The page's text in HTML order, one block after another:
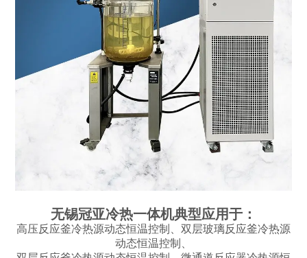
无锡冠亚冷热一体机典型应用于：
高压反应釜冷热源动态恒温控制、双层玻璃反应釜冷热源
动态恒温控制、